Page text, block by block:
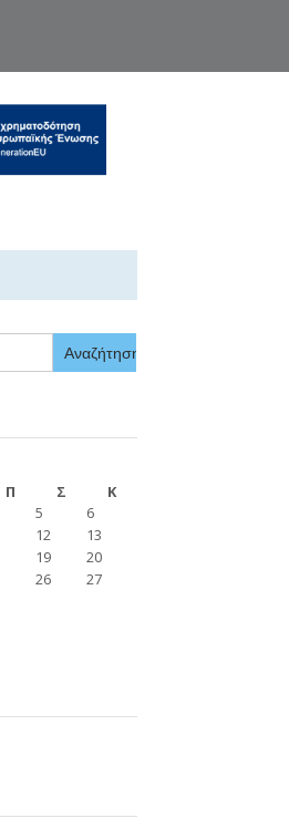
Π Σ
Κ
5 6
12 13
19
20
26
27